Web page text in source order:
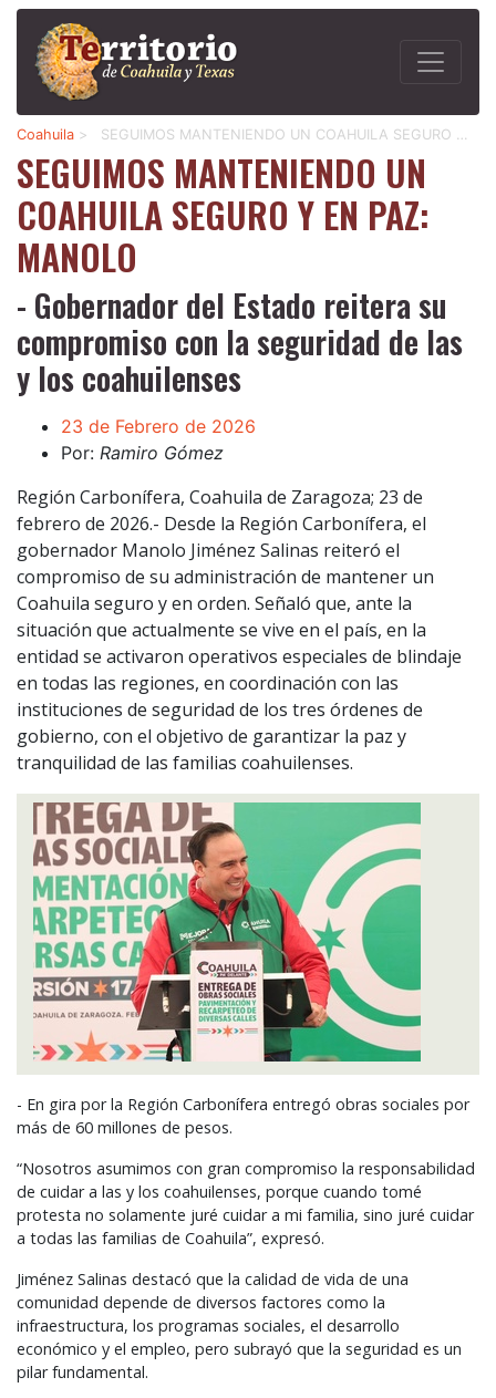
Coahuila > SEGUIMOS MANTENIENDO UN COAHUILA SEGURO …
SEGUIMOS MANTENIENDO UN
COAHUILA SEGURO Y EN PAZ:
MANOLO
- Gobernador del Estado reitera su
compromiso con la seguridad de las
y los coahuilenses
23 de Febrero de 2026
Por: Ramiro Gómez
Región Carbonífera, Coahuila de Zaragoza; 23 de
febrero de 2026.- Desde la Región Carbonífera, el
gobernador Manolo Jiménez Salinas reiteró el
compromiso de su administración de mantener un
Coahuila seguro y en orden. Señaló que, ante la
situación que actualmente se vive en el país, en la
entidad se activaron operativos especiales de blindaje
en todas las regiones, en coordinación con las
instituciones de seguridad de los tres órdenes de
gobierno, con el objetivo de garantizar la paz y
tranquilidad de las familias coahuilenses.
- En gira por la Región Carbonífera entregó obras sociales por
más de 60 millones de pesos.
“Nosotros asumimos con gran compromiso la responsabilidad
de cuidar a las y los coahuilenses, porque cuando tomé
protesta no solamente juré cuidar a mi familia, sino juré cuidar
a todas las familias de Coahuila”, expresó.
Jiménez Salinas destacó que la calidad de vida de una
comunidad depende de diversos factores como la
infraestructura, los programas sociales, el desarrollo
económico y el empleo, pero subrayó que la seguridad es un
pilar fundamental.